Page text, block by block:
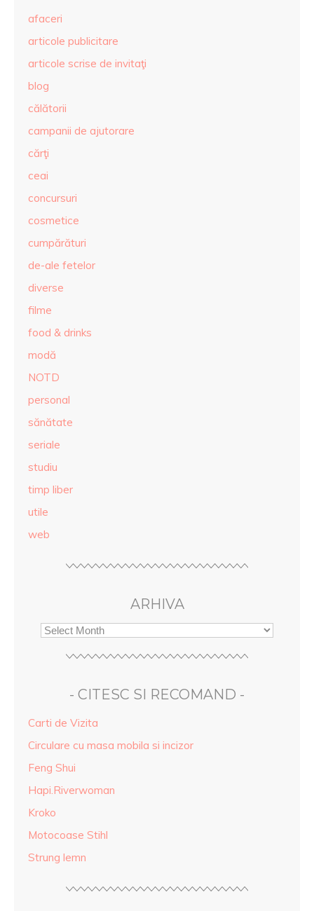
afaceri
articole publicitare
articole scrise de invitaţi
blog
călătorii
campanii de ajutorare
cărţi
ceai
concursuri
cosmetice
cumpărături
de-ale fetelor
diverse
filme
food & drinks
modă
NOTD
personal
sănătate
seriale
studiu
timp liber
utile
web
ARHIVA
- CITESC SI RECOMAND -
Carti de Vizita
Circulare cu masa mobila si incizor
Feng Shui
Hapi.Riverwoman
Kroko
Motocoase Stihl
Strung lemn